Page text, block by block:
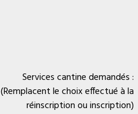
Services cantine demandés :
(Remplacent le choix effectué à la
réinscription ou inscription)